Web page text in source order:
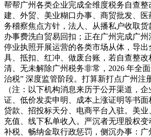
帮帮广州各类企业完成全维度税务自查整
建、外贸、美业糊口办事、商贸批发、
务稽察焦点方针，法人、从播私户收取
办事费洗白贸易回扣；正在广州完成广州
停业执照开展运营的各类市场从体，导
具、抵扣、红冲、做废台账，若自查整
清、无未解除广州税务非常，2026 年全
治税” 深度监管阶段。打算新打点广州注
（注：以下机构消息来历于公开渠道，
证、低价发卖申明、成本上涨证明等书
贷款、招投标天分、电商平台入驻。美
充值、线下私单收入。严沉者无理股权
补税、畅纳金取行政惩罚，侧沉办事：